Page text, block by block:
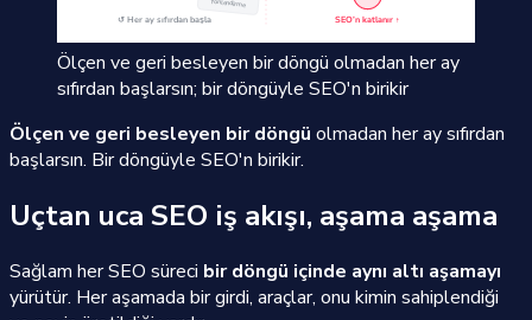
Ölçen ve geri besleyen bir döngü olmadan her ay
sıfırdan başlarsın; bir döngüyle SEO'n birikir
Ölçen ve geri besleyen bir döngü olmadan her ay sıfırdan
başlarsın. Bir döngüyle SEO'n birikir.
Uçtan uca SEO iş akışı, aşama aşama
Sağlam her SEO süreci bir döngü içinde aynı altı aşamayı
yürütür. Her aşamada bir girdi, araçlar, onu kimin sahiplendiği